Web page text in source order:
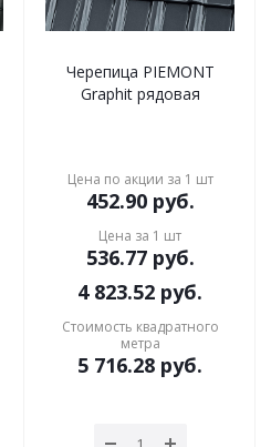
Черепица PIEMONT
Graphit рядовая
Цена по акции за 1 шт
452.90руб.
Цена за 1 шт
536.77руб.
4 823.52 руб.
Стоимость квадратного
метра
5 716.28 руб.